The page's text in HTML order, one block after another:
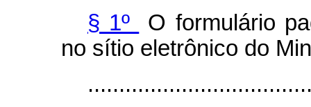
§ 1º
O formulário
no sítio eletrônico do